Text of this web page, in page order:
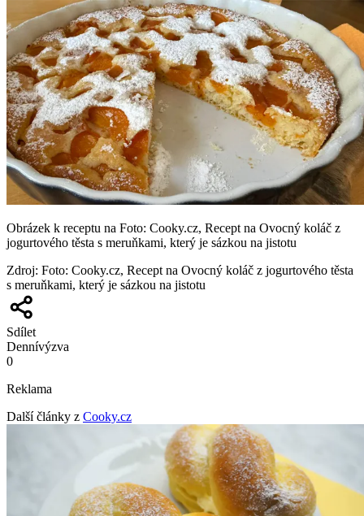
Obrázek k receptu na Foto: Cooky.cz, Recept na Ovocný koláč z
jogurtového těsta s meruňkami, který je sázkou na jistotu
Zdroj: Foto: Cooky.cz, Recept na Ovocný koláč z jogurtového těsta
s meruňkami, který je sázkou na jistotu
Sdílet
Dennívýzva
0
Reklama
Další články z Cooky.cz